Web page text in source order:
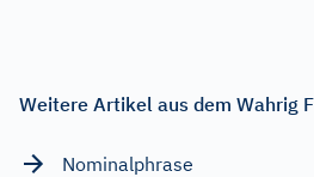
Weitere Artikel aus dem Wahrig
Nominalphrase